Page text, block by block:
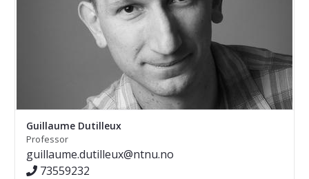
Guillaume Dutilleux
Professor
guillaume.dutilleux@ntnu.no
73559232